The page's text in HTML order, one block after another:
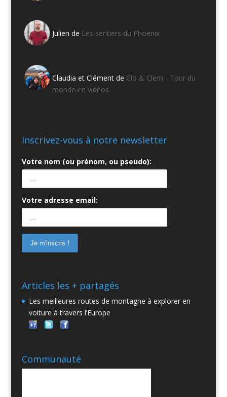
Julien de Les sentiers du Phoenix
Claudia et Clément de Clo & Clem - Tour du
monde en vidéos
Inscrivez-vous à notre newsletter
Votre nom (ou prénom, ou pseudo):
Votre adresse email:
Articles les + partagés
Les meilleures routes de montagne à explorer en
voiture à travers l’Europe
Communauté